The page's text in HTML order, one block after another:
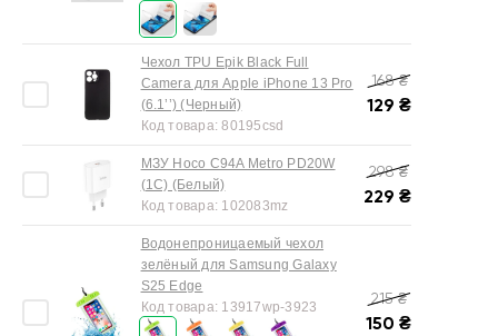
Чехол TPU Epik Black Full
Camera для Apple iPhone 13 Pro
(6.1’’) (Черный)
Код товара:80195csd
168₴
129 ₴
МЗУ Hoco C94A Metro PD20W
(1C) (Белый)
Код товара: 102083mz
298₴
229 ₴
Водонепроницаемый чехол
зелёный для Samsung Galaxy
S25 Edge
Код товара: 13917wp-3923 215₴
150 ₴